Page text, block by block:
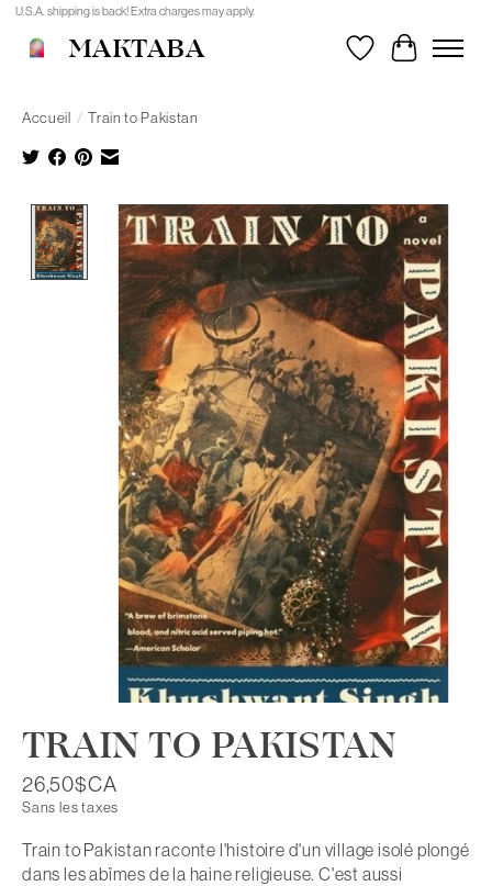
U.S.A. shipping is back! Extra charges may apply.
MAKTABA Liste de souhaits
Panier
Accueil / Train to Pakistan
Product image slideshow Items
TRAIN TO PAKISTAN
26,50$CA
Sans les taxes
Train to Pakistan raconte l'histoire d'un village isolé plongé
dans les abîmes de la haine religieuse. C'est aussi